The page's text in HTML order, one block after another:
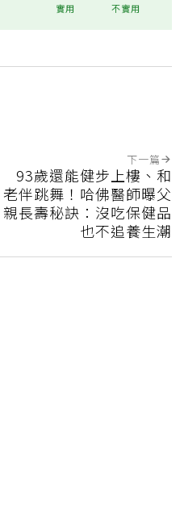
實用 不實用
下一篇
93歲還能健步上樓、和
老伴跳舞！哈佛醫師曝父
親長壽秘訣：沒吃保健品
也不追養生潮